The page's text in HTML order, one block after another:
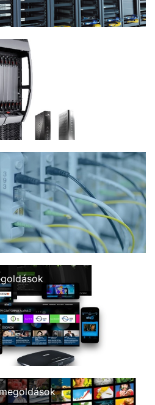
3.0/3.1 megoldások...
a GPON-tól a 10GEPON-ig...
testre szabott IPTV/OTT és hibrid
és Transzkóder megoldások...